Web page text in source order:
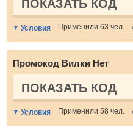
ПОКАЗАТЬ КОД
Условия Применили 63 чел.
Промокод Вилки Нет
ПОКАЗАТЬ КОД
Условия Применили 58 чел.